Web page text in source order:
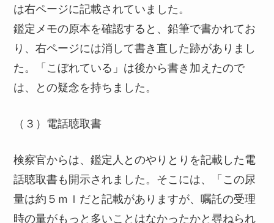
は右ページに記載されていました。
鑑定メモの原本を確認すると、鉛筆で書かれてお
り、右ページには消して書き直した跡がありまし
た。「こぼれている」は後から書き加えたので
は、との疑念を持ちました。
（３）電話聴取書
検察官からは、鑑定人とのやりとりを記載した電
話聴取書も開示されました。そこには、「この尿
量は約５ｍｌだと記載がありますが、嘱託の受理
時の量がもっと多いことはなかったかと尋ねられ